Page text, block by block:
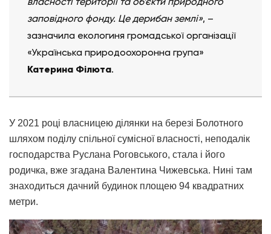
заповідного фонду. Це дерибан землі», –
зазначила екологиня громадської організації
«Українська природоохоронна група»
Катерина Філюта.
У 2021 році власницею ділянки на березі Болотного
шляхом поділу спільної сумісної власності, неподалік
господарства Руслана Роговського, стала і його
родичка, вже згадана Валентина Чижевська. Нині там
знаходиться дачний будинок площею 94 квадратних
метри.